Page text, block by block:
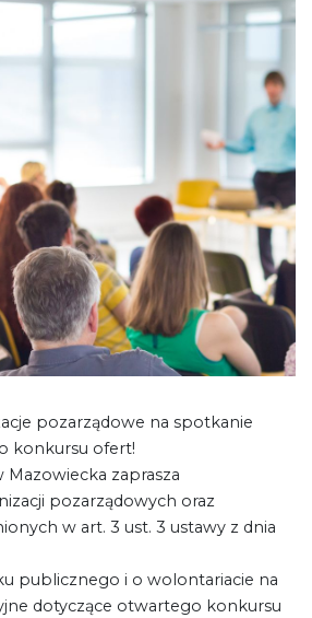
pozarządowe na spotkanie
konkursu ofert!
Mazowiecka zaprasza
pozarządowych oraz
w art. 3 ust. 3 ustawy z dnia
publicznego i o wolontariacie na
dotyczące otwartego konkursu